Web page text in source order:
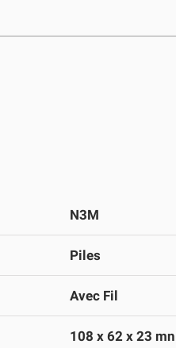
N3M
Piles
Avec Fil
108 x 62 x 23 mn